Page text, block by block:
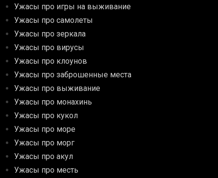
Ужасы про игры на выживание
Ужасы про самолеты
Ужасы про зеркала
Ужасы про вирусы
Ужасы про клоунов
Ужасы про заброшенные места
Ужасы про выживание
Ужасы про монахинь
Ужасы про кукол
Ужасы про море
Ужасы про морг
Ужасы про акул
Ужасы про месть